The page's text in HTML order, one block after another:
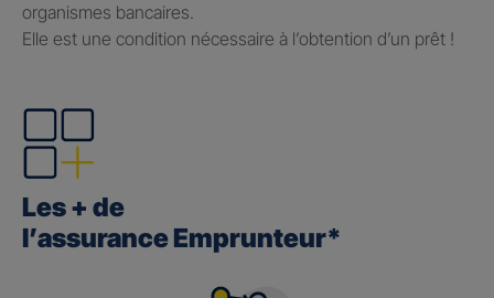
organismes bancaires.
Elle est une condition nécessaire à l’obtention d’un prêt !
Les + de
l’assurance Emprunteur*